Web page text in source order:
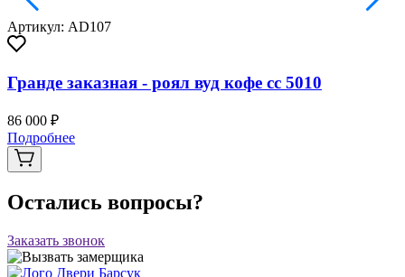
Артикул: AD107
Гранде заказная - роял вуд кофе сс 5010
86 000 ₽
Подробнее
Остались вопросы?
Заказать звонок